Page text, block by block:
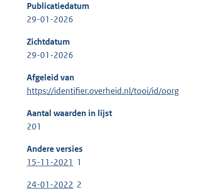
Publicatiedatum
29-01-2026
Zichtdatum
29-01-2026
Afgeleid van
https://identifier.overheid.nl/tooi/id/oorg
Aantal waarden in lijst
201
Andere versies
15-11-2021 1
24-01-2022 2